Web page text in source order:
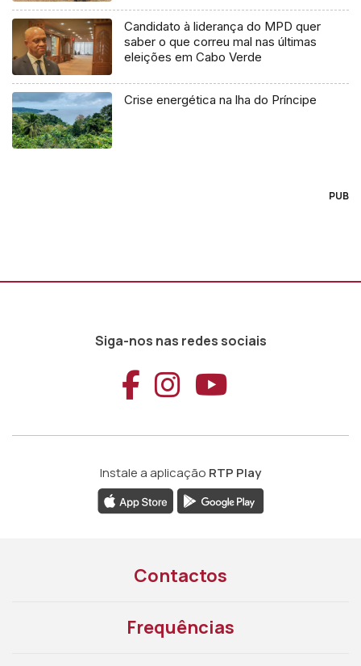
Candidato à liderança do MPD quer
saber o que correu mal nas últimas
eleições em Cabo Verde
Crise energética na lha do Príncipe
PUB
Siga-nos nas redes sociais
Aceder ao
Aceder ao
Aceder
Instale a aplicação RTP Play
Contactos
Frequências